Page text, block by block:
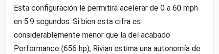
Esta configuración le permitirá acelerar de 0 a 60 mph
en 5.9 segundos. Si bien esta cifra es
considerablemente menor que la del acabado
Performance (656 hp), Rivian estima una autonomía de